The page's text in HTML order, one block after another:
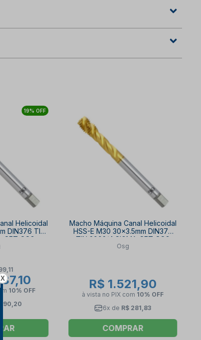
19% OFF
Helicoidal
DIN376 TIN
SFT OSG
10% OFF
90,20
Macho Máquina Canal Helicoidal
HSS-E M30 30x3.5mm DIN376
TIN 2002/4 SIGMA-SFT OSG
Osg
R$ 1.521,90
à vista no PIX com 10% OFF
6x de R$ 281,83
COMPRAR
X